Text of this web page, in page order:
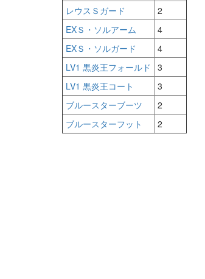
レウスＳガード
2
EXＳ・ソルアーム
4
EXＳ・ソルガード
4
LV1 黒炎王フォールド
3
LV1 黒炎王コート
3
ブルースターブーツ
2
ブルースターフット
2